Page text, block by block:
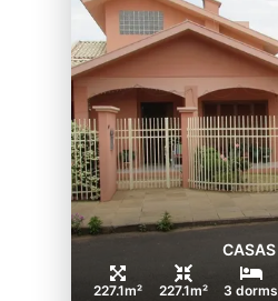
CASAS
227.1m² 227.1m² 3 dorms